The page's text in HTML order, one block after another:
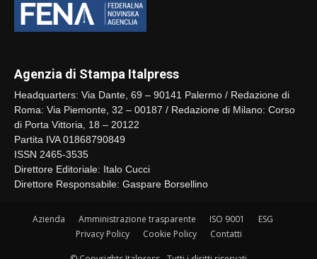
Agenzia di Stampa Italpress
Headquarters: Via Dante, 69 – 90141 Palermo / Redazione di
Roma: Via Piemonte, 32 – 00187 / Redazione di Milano: Corso
di Porta Vittoria, 18 – 20122
Partita IVA 01868790849
ISSN 2465-3535
Direttore Editoriale: Italo Cucci
Direttore Responsabile: Gaspare Borsellino
Azienda Amministrazione trasparente ISO 9001
ESG
Privacy Policy
Cookie Policy Contatti